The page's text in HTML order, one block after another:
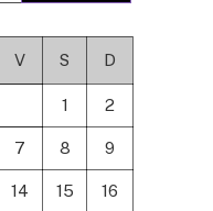
V S D
1 2
7 8 9
14 15 16